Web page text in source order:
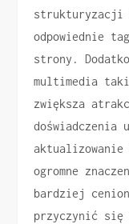
strukturyzacji
odpowiednie
strony.
multimedia
zwiększa
doświadczenia
ogromne
bardziej
przyczynić się